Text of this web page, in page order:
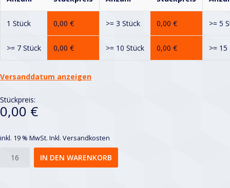
1 Stück 0,00 € >= 3 Stück 0,00 € >= 5
>= 7 Stück 0,00 € >= 10 Stück 0,00 € >= 15
Versanddatum anzeigen
Stückpreis:
0,00 €
inkl. 19 % MwSt. Inkl. Versandkosten
IN DEN WARENKORB